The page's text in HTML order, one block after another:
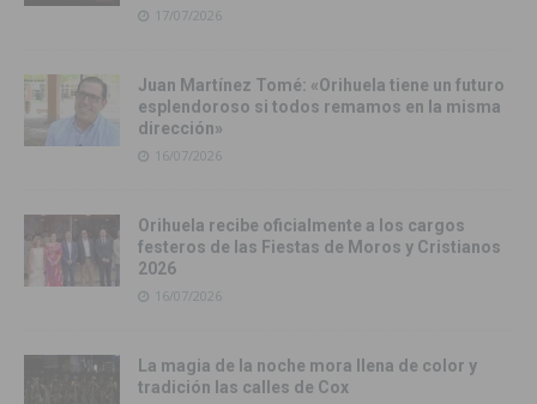
17/07/2026
Juan Martínez Tomé: «Orihuela tiene un futuro
esplendoroso si todos remamos en la misma
dirección»
16/07/2026
Orihuela recibe oficialmente a los cargos
festeros de las Fiestas de Moros y Cristianos
2026
16/07/2026
La magia de la noche mora llena de color y
tradición las calles de Cox